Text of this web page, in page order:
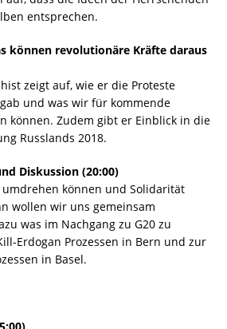
entsprechen.
können revolutionäre Kräfte daraus
zeigt auf, wie er die Proteste
und was wir für kommende
können. Zudem gibt er Einblick in die
Russlands 2018.
Diskussion (20:00)
können und Solidarität
wollen wir uns gemeinsam
was im Nachgang zu G20 zu
Erdogan Prozessen in Bern und zur
in Basel.